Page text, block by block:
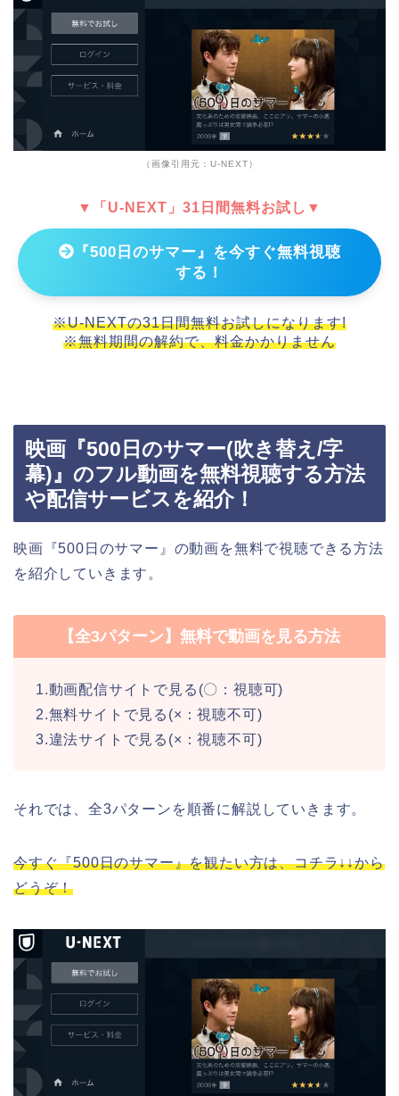
（画像引用元：U-NEXT）
▼「U-NEXT」31日間無料お試し▼
『500日のサマー』を今すぐ無料視聴
する！
※U-NEXTの31日間無料お試しになります!
※無料期間の解約で、料金かかりません
映画『500日のサマー(吹き替え/字
幕)』のフル動画を無料視聴する方法
や配信サービスを紹介！
映画『500日のサマー』の動画を無料で視聴できる方法
を紹介していきます。
【全3パターン】無料で動画を見る方法
1.動画配信サイトで見る(〇：視聴可)
2.無料サイトで見る(×：視聴不可)
3.違法サイトで見る(×：視聴不可)
それでは、全3パターンを順番に解説していきます。
今すぐ『500日のサマー』を観たい方は、コチラ↓↓から
どうぞ！